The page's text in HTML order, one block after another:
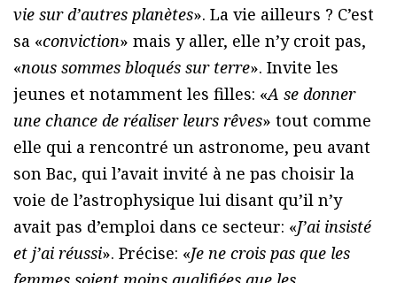
vie sur d’autres planètes». La vie ailleurs ? C’est
sa «conviction» mais y aller, elle n’y croit pas,
«nous sommes bloqués sur terre». Invite les
jeunes et notamment les filles: «A se donner
une chance de réaliser leurs rêves» tout comme
elle qui a rencontré un astronome, peu avant
son Bac, qui l’avait invité à ne pas choisir la
voie de l’astrophysique lui disant qu’il n’y
avait pas d’emploi dans ce secteur: «J’ai insisté
et j’ai réussi». Précise: «Je ne crois pas que les